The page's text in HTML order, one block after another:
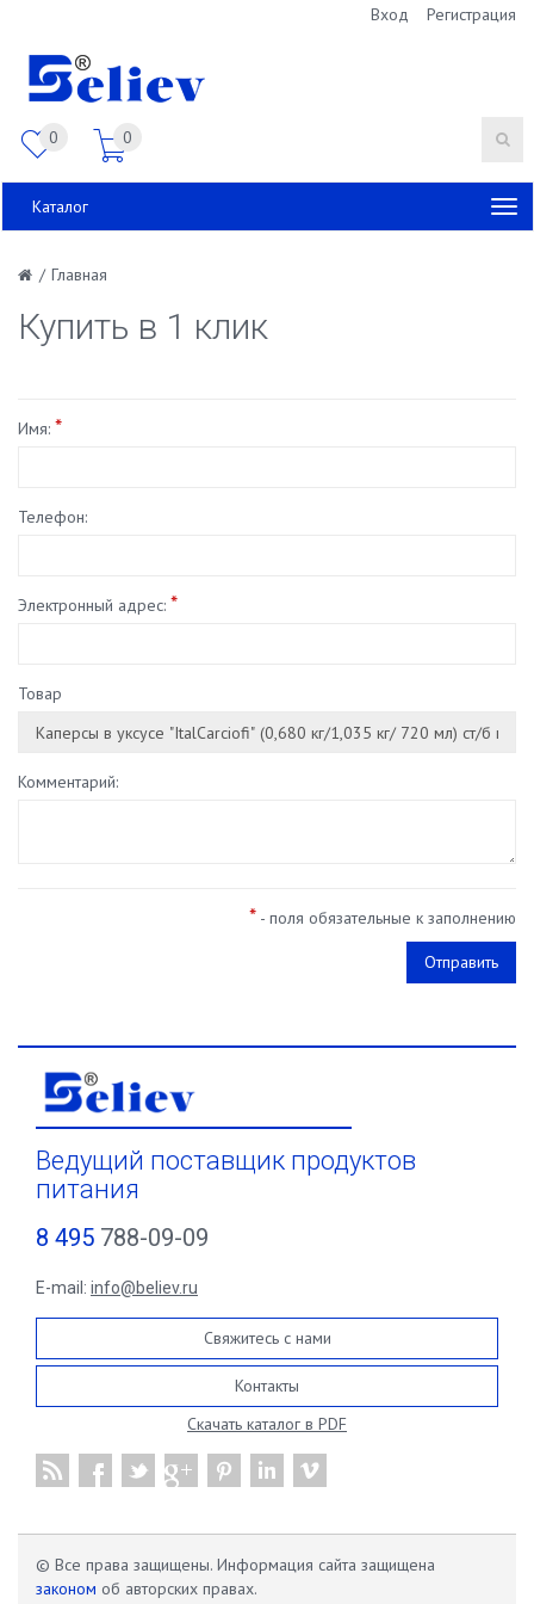
Вход Регистрация
0 0
Каталог
/ Главная
Купить в 1 клик
Имя: *
Телефон:
Электронный адрес: *
Товар
Комментарий:
* - поля обязательные к заполнению
Ведущий поставщик продуктов
питания
8 495 788-09-09
E-mail: info@believ.ru
Свяжитесь с нами
Контакты
Скачать каталог в PDF
© Все права защищены. Информация сайта защищена
законом об авторских правах.